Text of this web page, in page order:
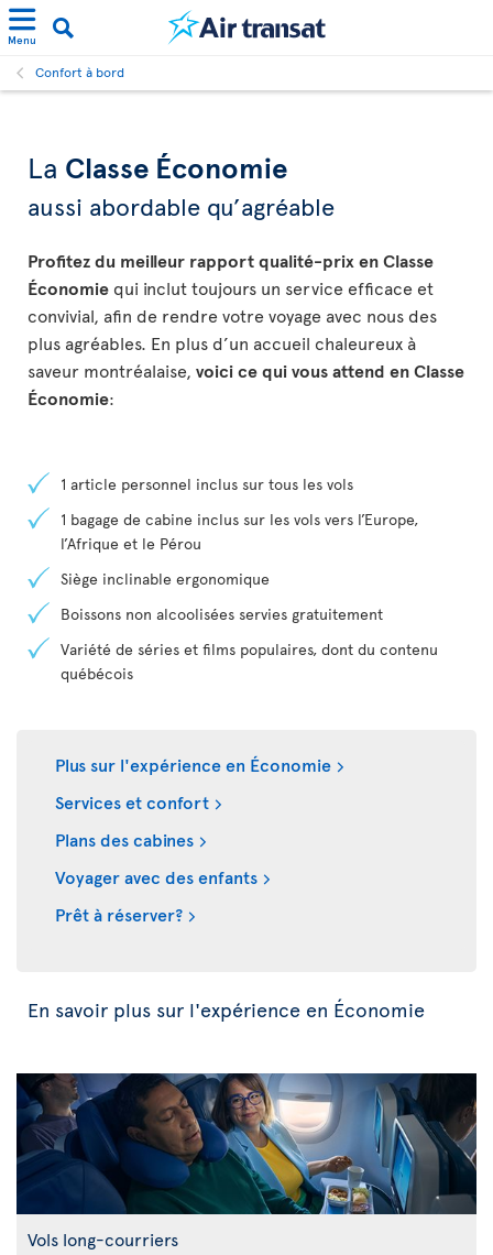
Menu
Confort à bord
La Classe Économie
aussi abordable qu’agréable
Profitez du meilleur rapport qualité-prix en Classe
Économie qui inclut toujours un service efficace et
convivial, afin de rendre votre voyage avec nous des
plus agréables. En plus d’un accueil chaleureux à
saveur montréalaise, voici ce qui vous attend en Classe
Économie:
1 article personnel inclus sur tous les vols
1 bagage de cabine inclus sur les vols vers l’Europe,
l’Afrique et le Pérou
Siège inclinable ergonomique
Boissons non alcoolisées servies gratuitement
Variété de séries et films populaires, dont du contenu
québécois
Plus sur l'expérience en Économie
Services et confort
Plans des cabines
Voyager avec des enfants
Prêt à réserver?
En savoir plus sur l'expérience en Économie
Vols long-courriers